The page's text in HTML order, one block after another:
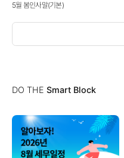
5월 봄인사말(기본)
DO THE Smart Block